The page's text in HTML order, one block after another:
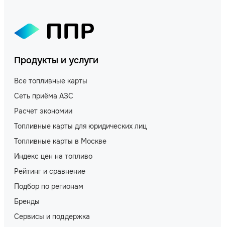
Продукты и услуги
Все топливные карты
Сеть приёма АЗС
Расчет экономии
Топливные карты для юридических лиц
Топливные карты в Москве
Индекс цен на топливо
Рейтинг и сравнение
Подбор по регионам
Бренды
Сервисы и поддержка